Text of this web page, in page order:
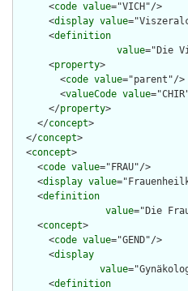
      <
code value="VICH"/>
      <
display value
      <
definition
value="Die
      <
property>
        <
code value="parent"/>
        <
valueCode value
      </
property>
    </
concept>
  </
concept>
  <
concept>
    <
code value="FRAU"/>
    <
display value
    <
definition
value="Die
    <
concept>
      <
code value="GEND"/>
      <
display
value
      <
definition